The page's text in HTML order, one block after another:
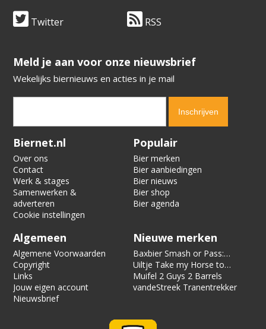
Twitter RSS
​​​​​​​Meld je aan voor onze nieuwsbrief
Wekelijks biernieuws en acties in je mail
Verification code:
Biernet.nl
Over ons
Contact
Werk & stages
Samenwerken &
adverteren
Cookie instellingen
Populair
Bier merken
Bier aanbiedingen
Bier nieuws
Bier shop
Bier agenda
Algemeen
Algemene Voorwaarden
Copyright
Links
Jouw eigen account
Nieuwsbrief
Nieuwe merken
Baxbier Smash or Pass:
Strata
Uiltje Take my Horse to
the Hotel Room
Muifel 2 Guys 2 Barrels
vandeStreek Tranentrekker